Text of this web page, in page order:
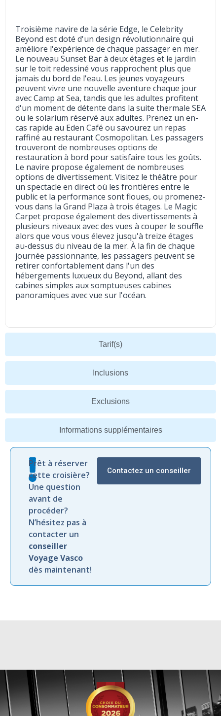
Tarif(s)
Inclusions
Exclusions
Informations supplémentaires
Troisième navire de la série Edge, le Celebrity
Beyond est doté d'un design révolutionnaire qui
améliore l'expérience de chaque passager en mer.
Le nouveau Sunset Bar à deux étages et le jardin
sur le toit redessiné vous rapprochent plus que
jamais du bord de l'eau. Les jeunes voyageurs
peuvent vivre une nouvelle aventure chaque jour
avec Camp at Sea, tandis que les adultes profitent
d'un moment de détente dans la suite thermale SEA
ou le solarium réservé aux adultes. Prenez un en-
cas rapide au Eden Café ou savourez un repas
raffiné au restaurant Cosmopolitan. Les passagers
trouveront de nombreuses options de
restauration à bord pour satisfaire tous les goûts.
Le navire propose également de nombreuses
options de divertissement. Visitez le théâtre pour
un spectacle en direct où les frontières entre le
public et la performance sont floues, ou promenez-
vous dans la Grand Plaza à trois étages. Le Magic
Carpet propose également des divertissements à
plusieurs niveaux avec des vues à couper le souffle
alors que vous vous élevez jusqu'à treize étages
au-dessus du niveau de la mer. À la fin de chaque
journée passionnante, les passagers peuvent se
retirer confortablement dans l'un des
hébergements luxueux du Beyond, allant des
cabines simples aux somptueuses cabines
panoramiques avec vue sur l'océan.
Prêt à réserver
cette croisière?
Une question
avant de
procéder?
N’hésitez pas à
contacter un
conseiller
Voyage Vasco
dès maintenant!
Contactez un conseiller